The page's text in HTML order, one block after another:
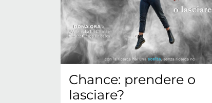
Chance: prendere o
lasciare?